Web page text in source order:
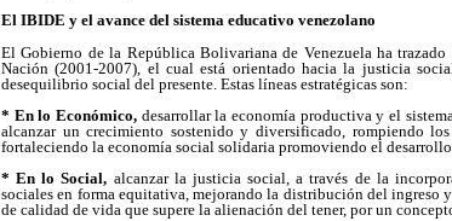
El IBIDE y el avance del sistema educativo venezolano
El Gobierno de la República Bolivariana de Venezuela ha
Nación (2001-2007), el cual está orientado hacia la justicia
desequilibrio social del presente. Estas líneas estratégicas son:
* En lo Económico, desarrollar la economía productiva y el
alcanzar un crecimiento sostenido y diversificado, rompiendo
fortaleciendo la economía social solidaria promoviendo el desarrollo
* En lo Social, alcanzar la justicia social, a través de la
sociales en forma equitativa, mejorando la distribución del
de calidad de vida que supere la alienación del tener, por un